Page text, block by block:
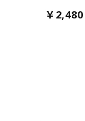
￥2,480